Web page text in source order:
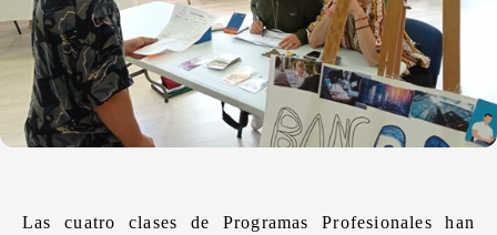
Las cuatro clases de Programas Profesionales han